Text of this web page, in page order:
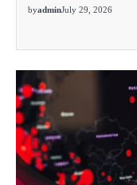
byadminJuly 29, 2026